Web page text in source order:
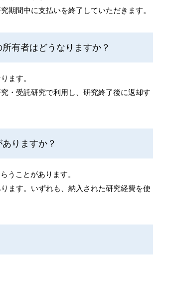
期間中に支払いを終了していただきます。
有者はどうなりますか？
ます。
・受託研究で利用し、研究終了後に返却す
りますか？
うことがあります。
ます。いずれも、納入された研究経費を使